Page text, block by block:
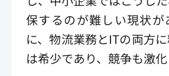
保するのが難しい現状が
に、物流業務とITの両方
は希少であり、競争も激化